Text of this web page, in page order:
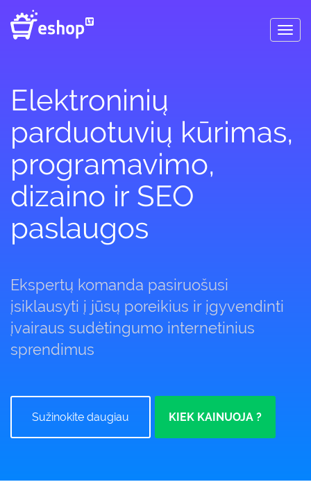
Elektroninių
parduotuvių kūrimas,
programavimo,
dizaino ir SEO
paslaugos
Ekspertų komanda pasiruošusi
įsiklausyti į jūsų poreikius ir įgyvendinti
įvairaus sudėtingumo internetinius
sprendimus
Sužinokite daugiau KIEK KAINUOJA ?